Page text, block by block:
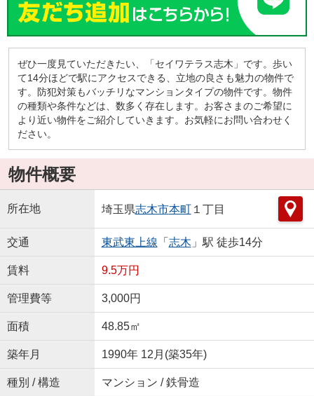
ぜひ一度見ていただきたい、「セイワテラス志木」です。歩い
て14分ほどで駅にアクセスできる、立地の良さも魅力の物件で
す。防犯対策もバッチリなマンションタイプの物件です。物件
の種類や条件などは、数多く存在します。お客さまのご希望に
より近い物件をご紹介していきます。お気軽にお問い合わせく
ださい。
物件概要
所在地 埼玉県志木市本町１丁目
交通 東武東上線 「 志木 」駅 徒歩14分
賃料 9.5万円
管理費等 3,000円
面積 48.85㎡
築年月 1990年 12月(築35年)
種別 / 構造 マンション / 鉄骨造